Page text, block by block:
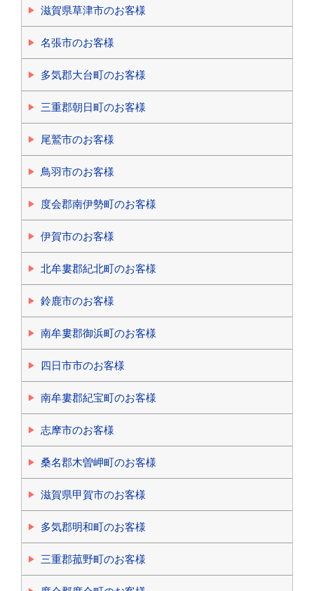
滋賀県草津市のお客様
名張市のお客様
多気郡大台町のお客様
三重郡朝日町のお客様
尾鷲市のお客様
鳥羽市のお客様
度会郡南伊勢町のお客様
伊賀市のお客様
北牟婁郡紀北町のお客様
鈴鹿市のお客様
南牟婁郡御浜町のお客様
四日市市のお客様
南牟婁郡紀宝町のお客様
志摩市のお客様
桑名郡木曽岬町のお客様
滋賀県甲賀市のお客様
多気郡明和町のお客様
三重郡菰野町のお客様